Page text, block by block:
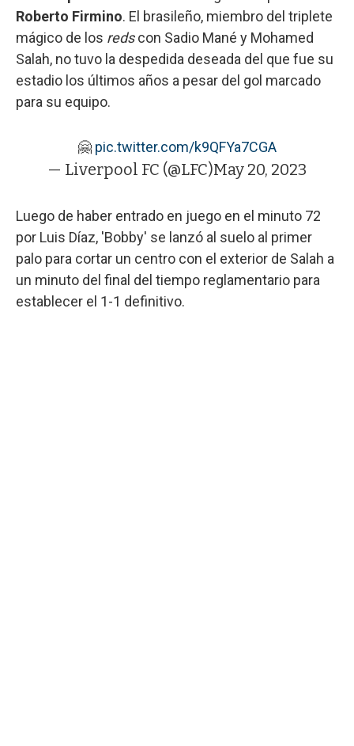
Roberto Firmino. El brasileño, miembro del triplete
mágico de los redscon Sadio Mané y Mohamed
Salah, no tuvo la despedida deseada del que fue su
estadio los últimos años a pesar del gol marcado
para su equipo.
🤗 pic.twitter.com/k9QFYa7CGA
— Liverpool FC (@LFC)May 20, 2023
Luego de haber entrado en juego en el minuto 72
por Luis Díaz, 'Bobby' se lanzó al suelo al primer
palo para cortar un centro con el exterior de Salah a
un minuto del final del tiempo reglamentario para
establecer el 1-1 definitivo.